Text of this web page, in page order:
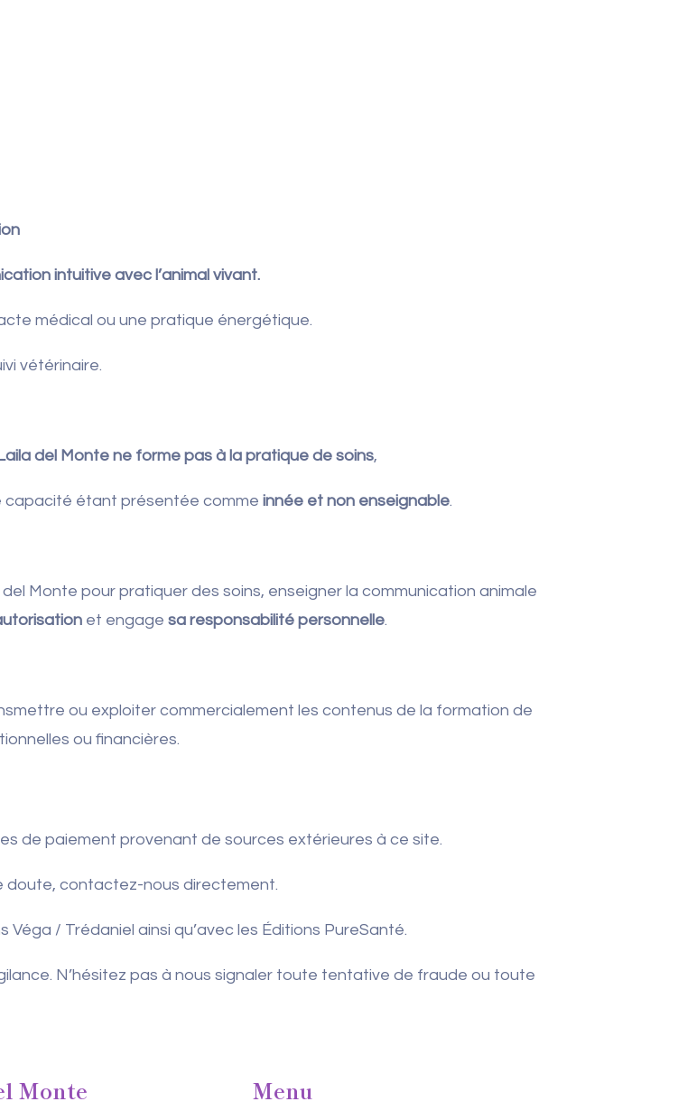
intuitive avec l’animal vivant.
médical ou une pratique énergétique.
vétérinaire.
del Monte ne forme pas à la pratique de soins,
capacité étant présentée commeinnée et non enseignable.
Monte pour pratiquer des soins, enseigner la communication animale
et engagesa responsabilité personnelle.
ou exploiter commercialement les contenus de la formation de
ou financières.
de paiement provenant de sources extérieures à ce site.
doute, contactez-nous directement.
/ Trédaniel ainsi qu’avec les Éditions PureSanté.
N’hésitez pas à nous signaler toute tentative de fraude ou toute
Monte Menu